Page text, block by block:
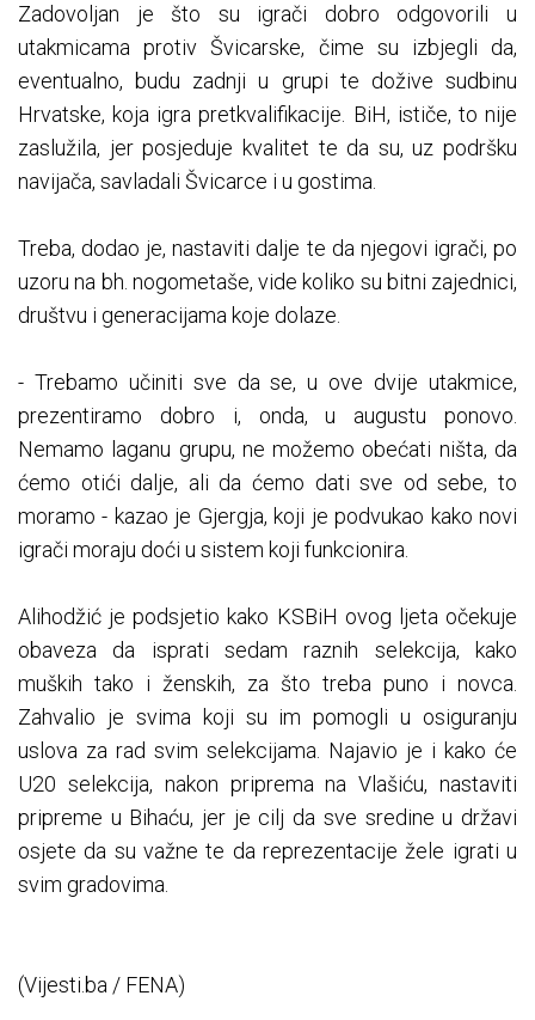
Zadovoljan je što su igrači dobro odgovorili u
utakmicama protiv Švicarske, čime su izbjegli da,
eventualno, budu zadnji u grupi te dožive sudbinu
Hrvatske, koja igra pretkvalifikacije. BiH, ističe, to nije
zaslužila, jer posjeduje kvalitet te da su, uz podršku
navijača, savladali Švicarce i u gostima.
Treba, dodao je, nastaviti dalje te da njegovi igrači, po
uzoru na bh. nogometaše, vide koliko su bitni zajednici,
društvu i generacijama koje dolaze.
- Trebamo učiniti sve da se, u ove dvije utakmice,
prezentiramo dobro i, onda, u augustu ponovo.
Nemamo laganu grupu, ne možemo obećati ništa, da
ćemo otići dalje, ali da ćemo dati sve od sebe, to
moramo - kazao je Gjergja, koji je podvukao kako novi
igrači moraju doći u sistem koji funkcionira.
Alihodžić je podsjetio kako KSBiH ovog ljeta očekuje
obaveza da isprati sedam raznih selekcija, kako
muških tako i ženskih, za što treba puno i novca.
Zahvalio je svima koji su im pomogli u osiguranju
uslova za rad svim selekcijama. Najavio je i kako će
U20 selekcija, nakon priprema na Vlašiću, nastaviti
pripreme u Bihaću, jer je cilj da sve sredine u državi
osjete da su važne te da reprezentacije žele igrati u
svim gradovima.
(Vijesti.ba / FENA)